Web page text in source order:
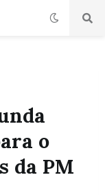
o
da PM